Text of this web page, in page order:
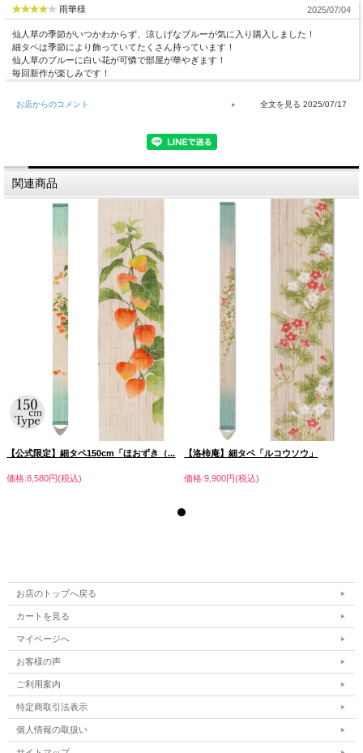
雨華様 2025/07/04
仙人草の季節がいつかわからず、涼しげなブルーが気に入り購入しました！
細タペは季節により飾っていてたくさん持っています！
仙人草のブルーに白い花が可憐で部屋が華やぎます！
毎回新作が楽しみです！
お店からのコメント 2025/07/17
関連商品
【公式限定】細タペ150cm「ほおずき（...
価格:8,580円(税込)
【洛柿庵】細タペ「ルコウソウ」
価格:9,900円(税込)
お店のトップへ戻る
カートを見る
マイページへ
お客様の声
ご利用案内
特定商取引法表示
個人情報の取扱い